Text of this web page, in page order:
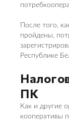
После того,
пройдены,
Республике
ПК
Как и другие
кооперативы